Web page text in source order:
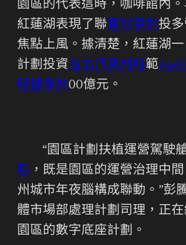
園區的代表這時，咖啡館內。
紅蓮湖表現了聯賓利零件投
焦點上風。據清楚，紅蓮湖
計劃投資台北汽車材料範
時捷零件00億元。
“園區計劃扶植運營駕駛
料 ，既是園區的運營治理中
州城市年夜腦構成聯動。”彭
體市場部處理計劃司理，正
園區的數字底座計劃。